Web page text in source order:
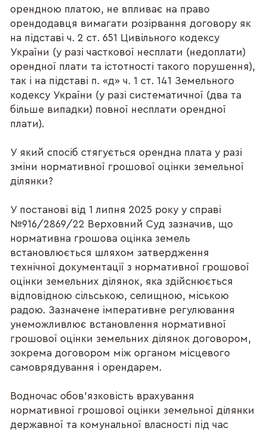
орендною платою, не впливає на право
орендодавця вимагати розірвання договору як
на підставі ч. 2 ст. 651 Цивільного кодексу
України (у разі часткової несплати (недоплати)
орендної плати та істотності такого порушення),
так і на підставі п. «д» ч. 1 ст. 141 Земельного
кодексу України (у разі систематичної (два та
більше випадки) повної несплати орендної
плати).
У який спосіб стягується орендна плата у разі
зміни нормативної грошової оцінки земельної
ділянки?
У постанові від 1 липня 2025 року у справі
№916/2869/22 Верховний Суд зазначив, що
нормативна грошова оцінка земель
встановлюється шляхом затвердження
технічної документації з нормативної грошової
оцінки земельних ділянок, яка здійснюється
відповідною сільською, селищною, міською
радою. Зазначене імперативне регулювання
унеможливлює встановлення нормативної
грошової оцінки земельних ділянок договором,
зокрема договором між органом місцевого
самоврядування і орендарем.
Водночас обов’язковість врахування
нормативної грошової оцінки земельної ділянки
державної та комунальної власності під час